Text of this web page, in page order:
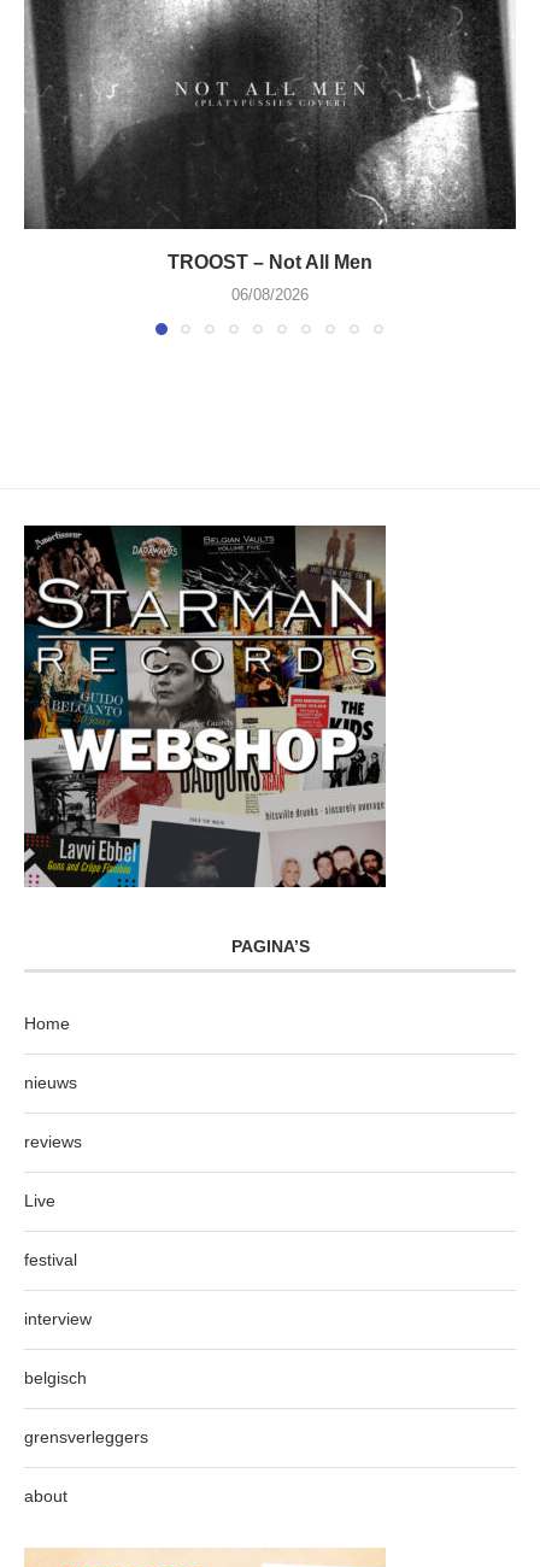
TROOST – Not All Men
06/08/2026
PAGINA’S
Home
nieuws
reviews
Live
festival
interview
belgisch
grensverleggers
about